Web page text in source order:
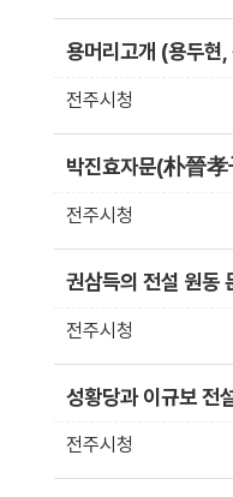
지
명
목
록
번
호,
작
성
용머리고개 (용두현,
전주시청
박진효자문(朴晉
전주시청
권삼득의 전설 원
전주시청
성황당과 이규보 전
전주시청